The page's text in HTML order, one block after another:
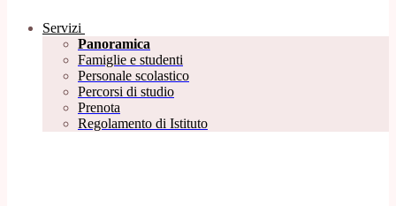
Servizi
Panoramica
Famiglie e studenti
Personale scolastico
Percorsi di studio
Prenota
Regolamento di Istituto